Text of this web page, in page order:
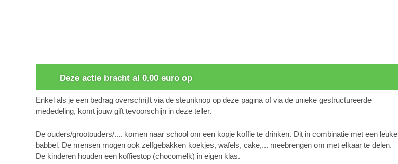
Deze actie bracht al 0,00 euro op
Enkel als je een bedrag overschrijft via de steunknop op deze pagina of via de unieke gestructureerde
mededeling, komt jouw gift tevoorschijn in deze teller.
De ouders/grootouders/.... komen naar school om een kopje koffie te drinken. Dit in combinatie met een leuke
babbel. De mensen mogen ook zelfgebakken koekjes, wafels, cake,... meebrengen om met elkaar te delen.
De kinderen houden een koffiestop (chocomelk) in eigen klas.